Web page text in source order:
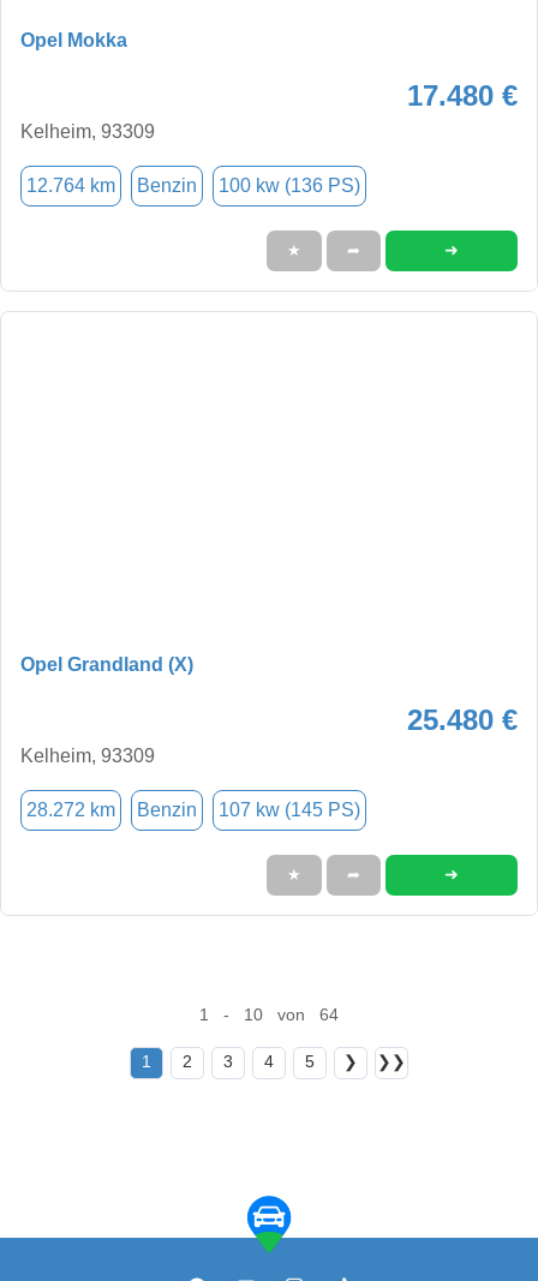
Opel Mokka
17.480 €
Kelheim, 93309
12.764 km Benzin 100 kw (136 PS)
★ ➦ ➜
Opel Grandland (X)
25.480 €
Kelheim, 93309
28.272 km Benzin 107 kw (145 PS)
★ ➦ ➜
1 - 10 von 64
1 2 3 4 5 ❯ ❯❯